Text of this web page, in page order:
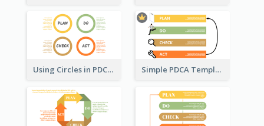
Using Circles in PDCA Templates Simple PDCA Template with Icons